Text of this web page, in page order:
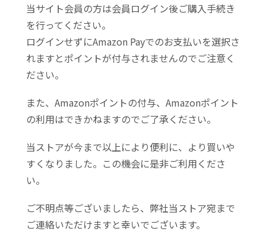
当サイト会員の方は会員ログイン後ご購入手続き
を行ってください。
ログインせずにAmazon Payでのお支払いを選択さ
れますとポイントが付与されませんのでご注意く
ださい。
また、Amazonポイントの付与、Amazonポイント
の利用はできかねますのでご了承ください。
当ストアが今まで以上により便利に、より買いや
すくなりました。この機会に是非ご利用くださ
い。
ご不明点等ございましたら、弊社当ストア宛まで
ご連絡いただけますと幸いでございます。